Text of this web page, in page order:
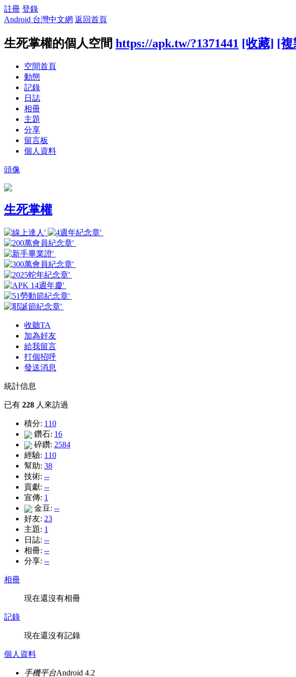
註冊 登錄
Android 台灣中文網 返回首頁
生死掌權的個人空間 https://apk.tw/?1371441 [收藏] [複
空間首頁
動態
記錄
日誌
相冊
主題
分享
留言板
個人資料
頭像
生死掌權
收聽TA
加為好友
給我留言
打個招呼
發送消息
統計信息
已有 228 人來訪過
積分: 110
鑽石: 16
碎鑽: 2584
經驗: 110
幫助: 38
技術: --
貢獻: --
宣傳: 1
金豆: --
好友: 23
主題: 1
日誌: --
相冊: --
分享: --
相冊
現在還沒有相冊
記錄
現在還沒有記錄
個人資料
手機平台Android 4.2